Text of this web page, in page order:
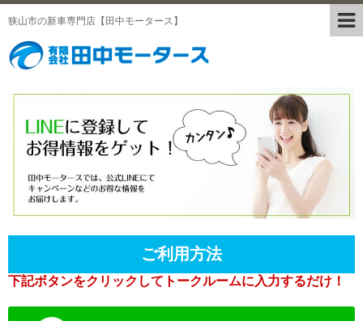
狭山市の新車専門店【田中モータース】
ご利用方法
下記ボタンをクリックしてトークルームに入力するだけ！